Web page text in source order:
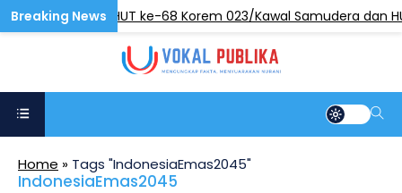
Sambut HUT ke-68 Korem 023/Kawal Samudera dan HUT
Home » Tags "IndonesiaEmas2045"
IndonesiaEmas2045